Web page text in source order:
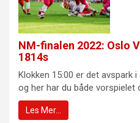
NM-finalen 2022: Oslo
1814s
Klokken 15:00 er det avspark
og her har du både vorspielet
Les Mer…